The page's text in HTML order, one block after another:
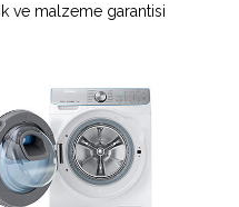
ve malzeme garantisi